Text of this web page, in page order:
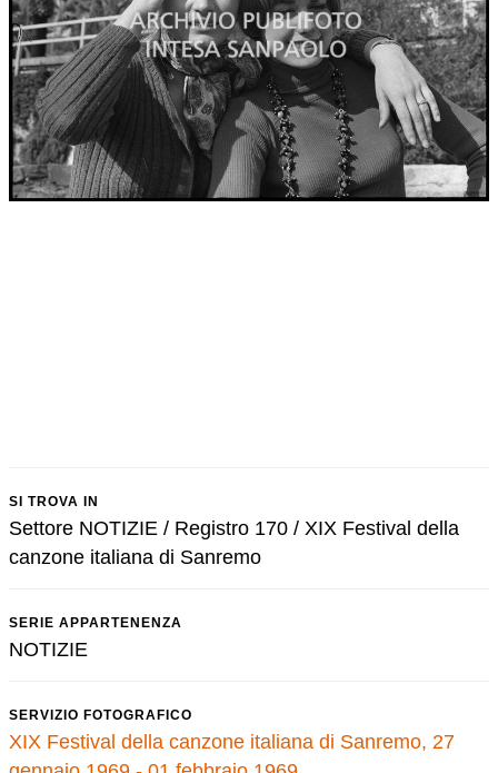
SI TROVA IN
Settore NOTIZIE / Registro 170 / XIX Festival della
canzone italiana di Sanremo
SERIE APPARTENENZA
NOTIZIE
SERVIZIO FOTOGRAFICO
XIX Festival della canzone italiana di Sanremo, 27